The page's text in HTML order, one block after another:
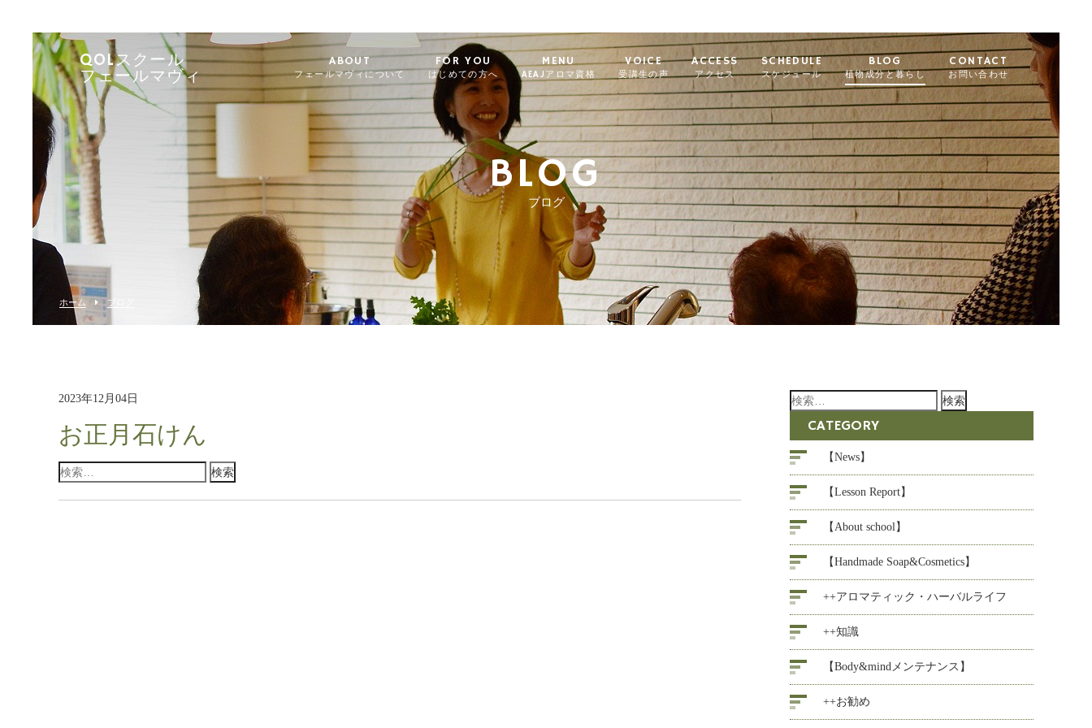
QOLスクール
フェールマヴィ
ABOUT
フェールマヴィについて
FOR YOU
はじめての方へ
MENU
AEAJアロマ資格
VOICE
受講生の声
ACCESS
アクセス
SCHEDULE
スケジュール
BLOG
植物成分と暮らし
CONTACT
お問い合わせ
BLOG
ブログ
ホーム ブログ
2023年12月04日
お正月石けん
検
検
CATEGORY
【News】
【Lesson Report】
【About school】
【Handmade Soap&Cosmetics】
++アロマティック・ハーバルライフ
++知識
【Body&mindメンテナンス】
++お勧め